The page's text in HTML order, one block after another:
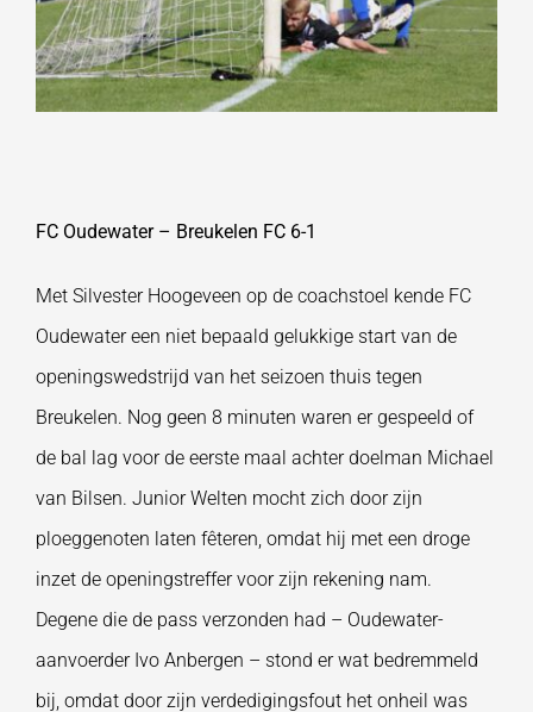
FC Oudewater – Breukelen FC 6-1
Met Silvester Hoogeveen op de coachstoel kende FC
Oudewater een niet bepaald gelukkige start van de
openingswedstrijd van het seizoen thuis tegen
Breukelen. Nog geen 8 minuten waren er gespeeld of
de bal lag voor de eerste maal achter doelman Michael
van Bilsen. Junior Welten mocht zich door zijn
ploeggenoten laten fêteren, omdat hij met een droge
inzet de openingstreffer voor zijn rekening nam.
Degene die de pass verzonden had – Oudewater-
aanvoerder Ivo Anbergen – stond er wat bedremmeld
bij, omdat door zijn verdedigingsfout het onheil was